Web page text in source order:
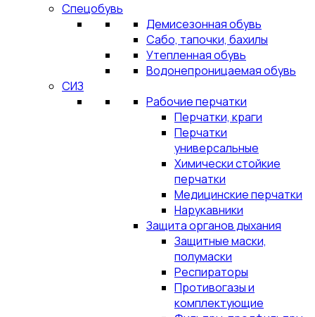
Спецобувь
Демисезонная обувь
Сабо, тапочки, бахилы
Утепленная обувь
Водонепроницаемая обувь
СИЗ
Рабочие перчатки
Перчатки, краги
Перчатки
универсальные
Химически стойкие
перчатки
Медицинские перчатки
Нарукавники
Защита органов дыхания
Защитные маски,
полумаски
Респираторы
Противогазы и
комплектующие